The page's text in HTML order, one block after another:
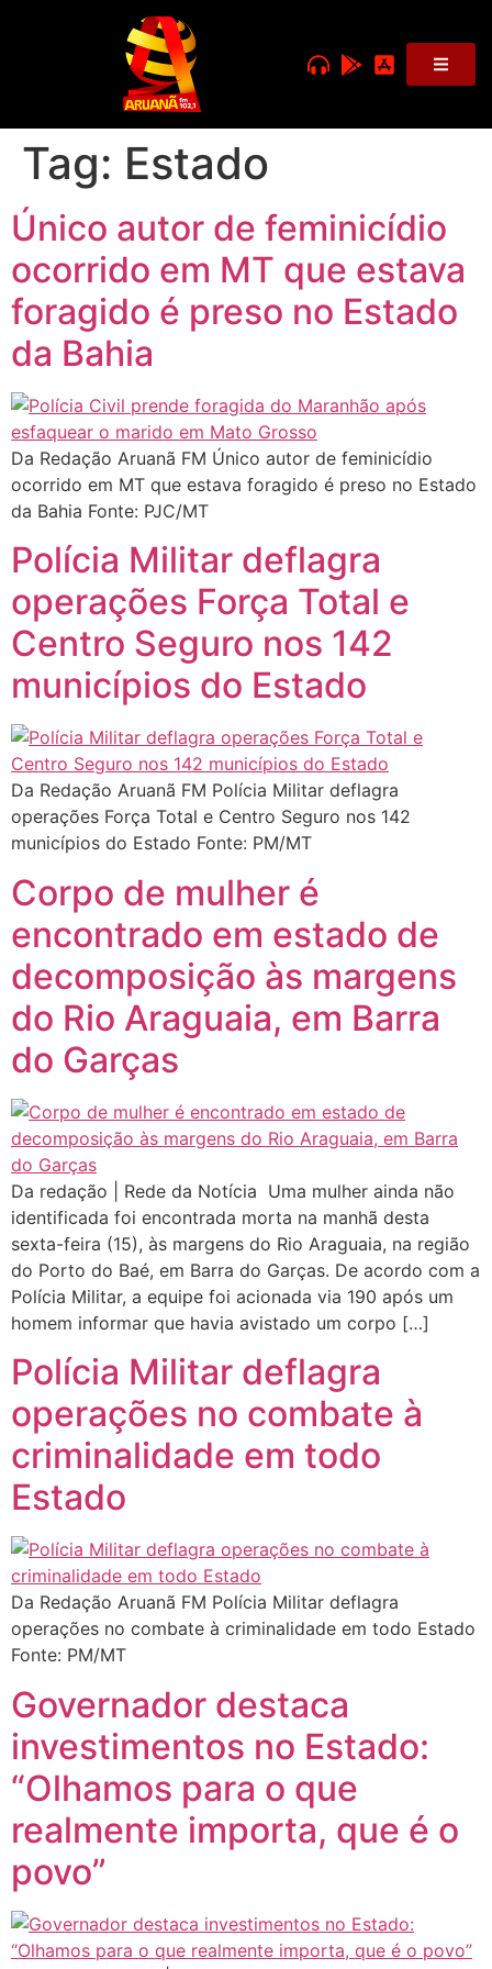
Tag: Estado
Único autor de feminicídio
ocorrido em MT que estava
foragido é preso no Estado
da Bahia
Da Redação Aruanã FM Único autor de feminicídio
ocorrido em MT que estava foragido é preso no Estado
da Bahia Fonte: PJC/MT
Polícia Militar deflagra
operações Força Total e
Centro Seguro nos 142
municípios do Estado
Da Redação Aruanã FM Polícia Militar deflagra
operações Força Total e Centro Seguro nos 142
municípios do Estado Fonte: PM/MT
Corpo de mulher é
encontrado em estado de
decomposição às margens
do Rio Araguaia, em Barra
do Garças
Da redação | Rede da Notícia Uma mulher ainda não
identificada foi encontrada morta na manhã desta
sexta-feira (15), às margens do Rio Araguaia, na região
do Porto do Baé, em Barra do Garças. De acordo com a
Polícia Militar, a equipe foi acionada via 190 após um
homem informar que havia avistado um corpo […]
Polícia Militar deflagra
operações no combate à
criminalidade em todo
Estado
Da Redação Aruanã FM Polícia Militar deflagra
operações no combate à criminalidade em todo Estado
Fonte: PM/MT
Governador destaca
investimentos no Estado:
“Olhamos para o que
realmente importa, que é o
povo”